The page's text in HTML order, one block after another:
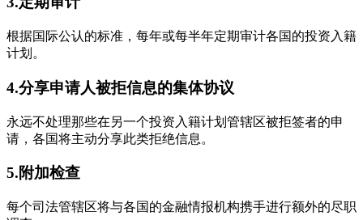
根据国际公认的标准，每年或每半年定期审计各国的投资入籍
计划。
4.分享申请人被拒信息的集体协议
永远不处理那些在另一个投资入籍计划管辖区被拒签者的申
请，各国将主动分享此类拒绝信息。
5.附加检查
每个司法管辖区将与各国的金融情报机构携手进行额外的尽职